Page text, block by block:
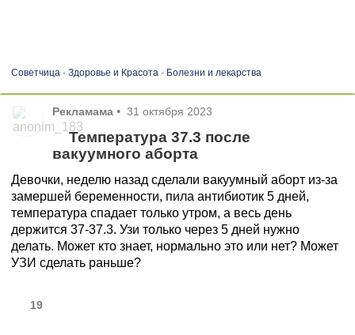
Советчица- Здоровье и Красота- Болезни и лекарства
Рекламама • 31 октября 2023
Температура 37.3 после
вакуумного аборта
Девочки, неделю назад сделали вакуумный аборт из-за
замершей беременности, пила антибиотик 5 дней,
температура спадает только утром, а весь день
держится 37-37.3. Узи только через 5 дней нужно
делать. Может кто знает, нормально это или нет? Может
УЗИ сделать раньше?
19